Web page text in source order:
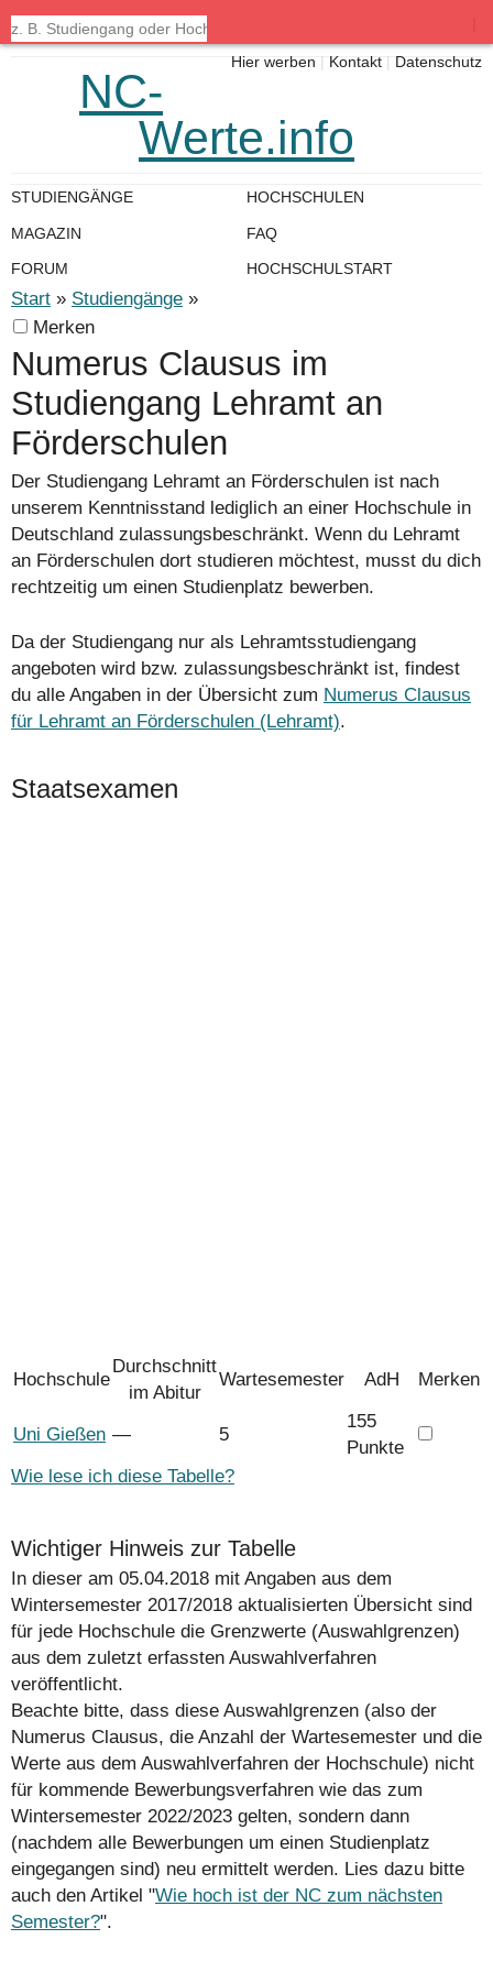
Start » Studiengänge »
Merken
Numerus Clausus im
Studiengang Lehramt an
Förderschulen
Der Studiengang Lehramt an Förderschulen ist nach
unserem Kenntnisstand lediglich an einer Hochschule in
Deutschland zulassungsbeschränkt. Wenn du Lehramt
an Förderschulen dort studieren möchtest, musst du dich
rechtzeitig um einen Studienplatz bewerben.
Da der Studiengang nur als Lehramtsstudiengang
angeboten wird bzw. zulassungsbeschränkt ist, findest
du alle Angaben in der Übersicht zum Numerus Clausus
für Lehramt an Förderschulen (Lehramt).
Staatsexamen
Hochschule
Durchschnitt
im Abitur
Wartesemester AdH Merken
Uni Gießen ― 5
155
Punkte
Wie lese ich diese Tabelle?
Wichtiger Hinweis zur Tabelle
In dieser am 05.04.2018 mit Angaben aus dem
Wintersemester 2017/2018 aktualisierten Übersicht sind
für jede Hochschule die Grenzwerte (Auswahlgrenzen)
aus dem zuletzt erfassten Auswahlverfahren
veröffentlicht.
Beachte bitte, dass diese Auswahlgrenzen (also der
Numerus Clausus, die Anzahl der Wartesemester und die
Werte aus dem Auswahlverfahren der Hochschule) nicht
für kommende Bewerbungsverfahren wie das zum
Wintersemester 2022/2023 gelten, sondern dann
(nachdem alle Bewerbungen um einen Studienplatz
eingegangen sind) neu ermittelt werden. Lies dazu bitte
auch den Artikel "Wie hoch ist der NC zum nächsten
Semester?".
Hier werben Kontakt Datenschutz
NC-
Werte.info
STUDIENGÄNGE HOCHSCHULEN
MAGAZIN FAQ
FORUM HOCHSCHULSTART